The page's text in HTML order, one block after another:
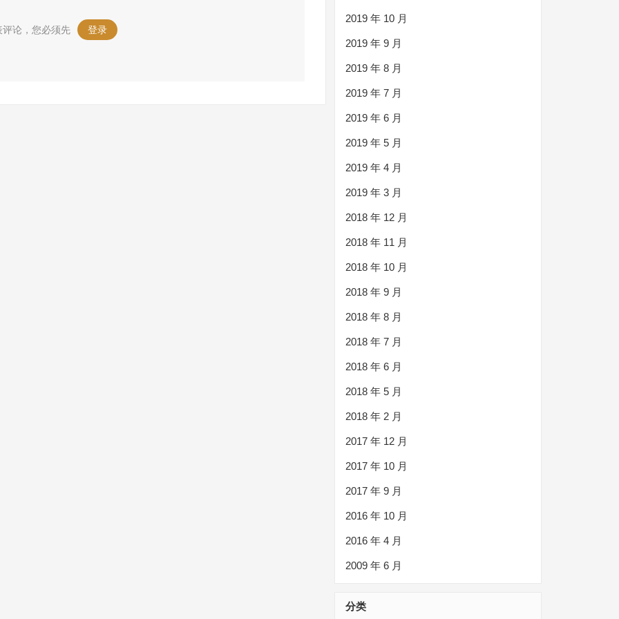
评论，您必须先 登录 。
2019 年 10 月
2019 年 9 月
2019 年 8 月
2019 年 7 月
2019 年 6 月
2019 年 5 月
2019 年 4 月
2019 年 3 月
2018 年 12 月
2018 年 11 月
2018 年 10 月
2018 年 9 月
2018 年 8 月
2018 年 7 月
2018 年 6 月
2018 年 5 月
2018 年 2 月
2017 年 12 月
2017 年 10 月
2017 年 9 月
2016 年 10 月
2016 年 4 月
2009 年 6 月
分类